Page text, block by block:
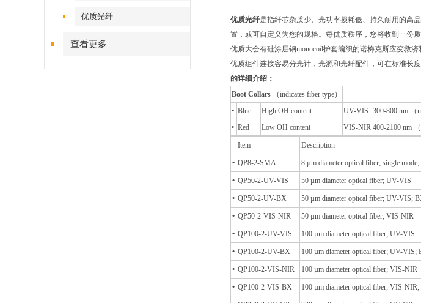
优质光纤
查看更多
优质光纤是指纤芯杂质少、光功率损耗低、持久耐用的高
置，或可自定义为您的规格。每优质秩序，您将收到一份
优质大会有硅涂层钢monocoil护套编织的诺梅克斯应变救
优质组件连接容易分光计，光源和光纤配件，可在标准长
的详细介绍：
Boot Collars
（indicates fiber type）
• Blue High OH content UV-VIS 300-800 nm （
• Red Low OH content VIS-NIR 400-2100 nm
Item Description
• QP8-2-SMA 8 µm diameter optical fiber; single
• QP50-2-UV-VIS 50 µm diameter optical fiber; UV-VIS
• QP50-2-UV-BX 50 µm diameter optical fiber; UV-VIS;
• QP50-2-VIS-NIR 50 µm diameter optical fiber; VIS-NIR
• QP100-2-UV-VIS 100 µm diameter optical fiber; UV-VIS
• QP100-2-UV-BX 100 µm diameter optical fiber; UV-VIS;
• QP100-2-VIS-NIR 100 µm diameter optical fiber; VIS-NIR
• QP100-2-VIS-BX 100 µm diameter optical fiber; VIS-